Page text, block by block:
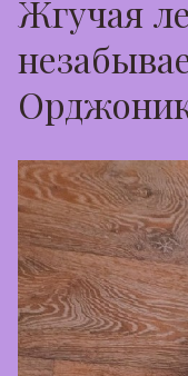
Жгучая